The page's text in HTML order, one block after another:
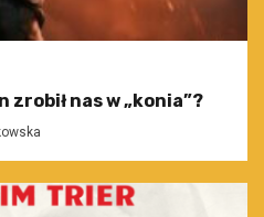
nas w „konia”?